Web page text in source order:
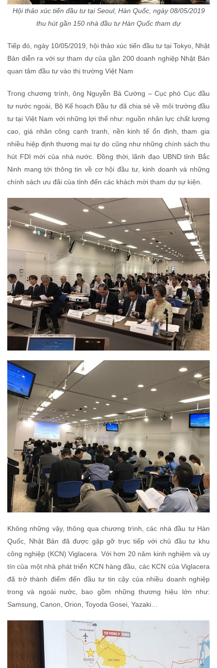
Hội thảo xúc tiến đầu tư tại Seoul, Hàn Quốc, ngày 08/05/2019
thu hút gần 150 nhà đầu tư Hàn Quốc tham dự
Tiếp đó, ngày 10/05/2019, hội thảo xúc tiến đầu tư tại Tokyo, Nhật
Bản diễn ra với sự tham dự của gần 200 doanh nghiệp Nhật Bản
quan tâm đầu tư vào thị trường Việt Nam
Trong chương trình, ông Nguyễn Bá Cường – Cục phó Cục đầu
tư nước ngoài, Bộ Kế hoạch Đầu tư đã chia sẻ về môi trường đầu
tư tại Việt Nam với những lợi thế như: nguồn nhân lực chất lượng
cao, giá nhân công cạnh tranh, nền kinh tế ổn định, tham gia
nhiều hiệp định thương mại tự do cũng như những chính sách thu
hút FDI mới của nhà nước. Đồng thời, lãnh đạo UBND tỉnh Bắc
Ninh mang tới thông tin về cơ hội đầu tư, kinh doanh và những
chính sách ưu đãi của tỉnh đến các khách mời tham dự sự kiện.
Không những vậy, thông qua chương trình, các nhà đầu tư Hàn
Quốc, Nhật Bản đã được gặp gỡ trực tiếp với chủ đầu tư khu
công nghiệp (KCN) Viglacera. Với hơn 20 năm kinh nghiệm và uy
tín của một nhà phát triển KCN hàng đầu, các KCN của Viglacera
đã trở thành điểm đến đầu tư tin cậy của nhiều doanh nghiệp
trong và ngoài nước, bao gồm những thương hiệu lớn như:
Samsung, Canon, Orion, Toyoda Gosei, Yazaki…